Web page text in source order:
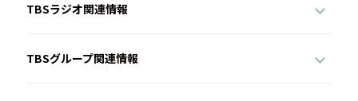
TBSラジオ関連情報
TBSグループ関連情報